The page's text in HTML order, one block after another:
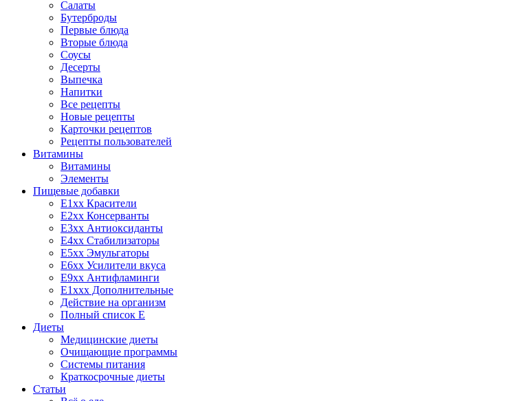
Салаты
Бутерброды
Первые блюда
Вторые блюда
Соусы
Десерты
Выпечка
Напитки
Все рецепты
Новые рецепты
Карточки рецептов
Рецепты пользователей
Витамины
Витамины
Элементы
Пищевые добавки
E1xx Красители
E2xx Консерванты
E3xx Антиоксиданты
E4xx Стабилизаторы
E5xx Эмульгаторы
E6xx Усилители вкуса
E9xx Антифламинги
E1xxx Дополнительные
Действие на организм
Полный список E
Диеты
Медицинские диеты
Очищающие программы
Системы питания
Краткосрочные диеты
Статьи